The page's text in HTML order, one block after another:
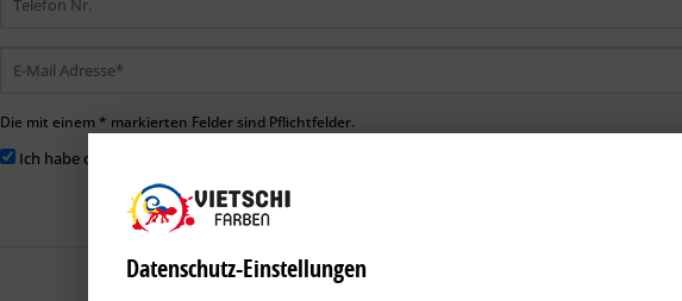
Die mit einem * markierten Felder sind Pflichtfelder.
Ich habe die
Datenschutz-Einstellungen